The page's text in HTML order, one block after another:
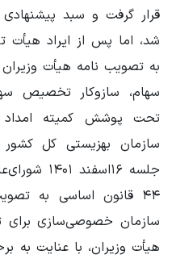
قرار گرفت و سبد
شد، اما پس از ایراد
به تصویب نامه هیأت
سهام، سازوکار تخصیص
تحت پوشش کمیته امداد
سازمان بهزیستی کل
جلسه
۴۴ قانون اساسی به
سازمان خصوصی‌سازی برای
هیأت وزیران، با عنایت